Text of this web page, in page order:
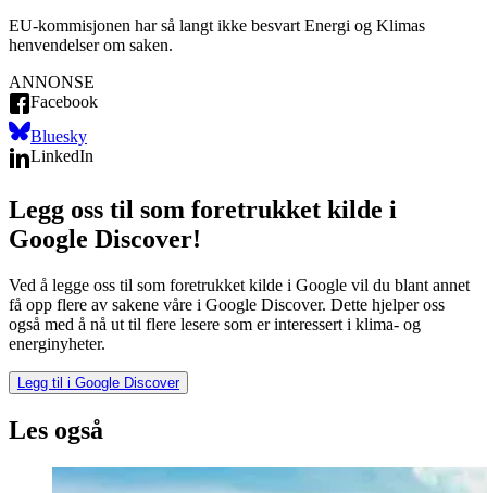
EU-kommisjonen har så langt ikke besvart Energi og Klimas
henvendelser om saken.
ANNONSE
Facebook
Bluesky
LinkedIn
Legg oss til som foretrukket kilde i
Google Discover!
Ved å legge oss til som foretrukket kilde i Google vil du blant annet
få opp flere av sakene våre i Google Discover. Dette hjelper oss
også med å nå ut til flere lesere som er interessert i klima- og
energinyheter.
Legg til i Google Discover
Les også